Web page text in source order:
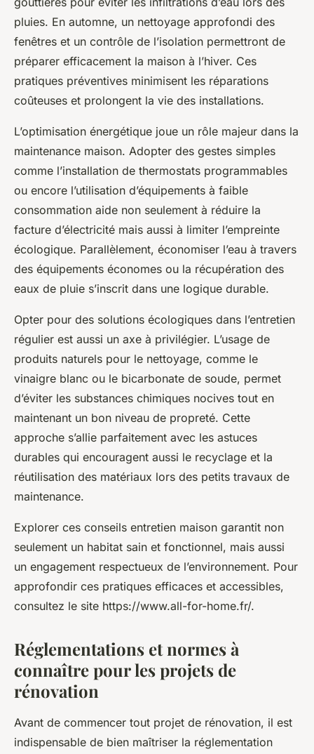
pluies. En automne, un nettoyage approfondi des
fenêtres et un contrôle de l’isolation permettront de
préparer efficacement la maison à l’hiver. Ces
pratiques préventives minimisent les réparations
coûteuses et prolongent la vie des installations.
L’optimisation énergétique joue un rôle majeur dans la
maintenance maison. Adopter des gestes simples
comme l’installation de thermostats programmables
ou encore l’utilisation d’équipements à faible
consommation aide non seulement à réduire la
facture d’électricité mais aussi à limiter l’empreinte
écologique. Parallèlement, économiser l’eau à travers
des équipements économes ou la récupération des
eaux de pluie s’inscrit dans une logique durable.
Opter pour des solutions écologiques dans l’entretien
régulier est aussi un axe à privilégier. L’usage de
produits naturels pour le nettoyage, comme le
vinaigre blanc ou le bicarbonate de soude, permet
d’éviter les substances chimiques nocives tout en
maintenant un bon niveau de propreté. Cette
approche s’allie parfaitement avec les astuces
durables qui encouragent aussi le recyclage et la
réutilisation des matériaux lors des petits travaux de
maintenance.
Explorer ces conseils entretien maison garantit non
seulement un habitat sain et fonctionnel, mais aussi
un engagement respectueux de l’environnement. Pour
approfondir ces pratiques efficaces et accessibles,
consultez le site https://www.all-for-home.fr/.
Réglementations et normes à
connaître pour les projets de
rénovation
Avant de commencer tout projet de rénovation, il est
indispensable de bien maîtriser la réglementation